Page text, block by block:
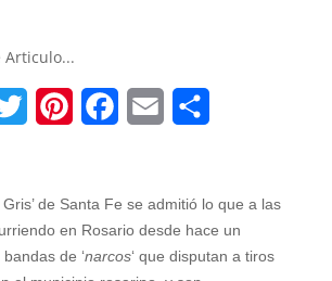
Articulo...
n
t
c
e
a
i
a
r
Gris’ de Santa Fe se admitió lo que a las
en Rosario desde hace un
de ‘narcos‘ que disputan a tiros